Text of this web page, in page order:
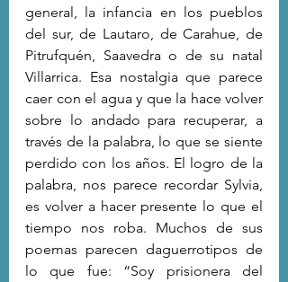
general, la infancia en los pueblos
del sur, de Lautaro, de Carahue, de
Pitrufquén, Saavedra o de su natal
Villarrica. Esa nostalgia que parece
caer con el agua y que la hace volver
sobre lo andado para recuperar, a
través de la palabra, lo que se siente
perdido con los años. El logro de la
palabra, nos parece recordar Sylvia,
es volver a hacer presente lo que el
tiempo nos roba. Muchos de sus
poemas parecen daguerrotipos de
lo que fue: “Soy prisionera del